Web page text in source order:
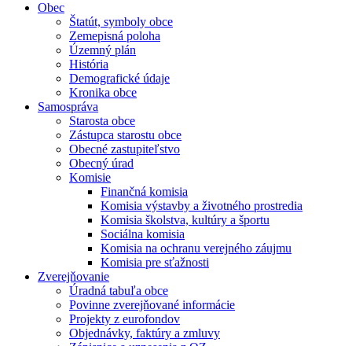
Obec
Štatút, symboly obce
Zemepisná poloha
Územný plán
História
Demografické údaje
Kronika obce
Samospráva
Starosta obce
Zástupca starostu obce
Obecné zastupiteľstvo
Obecný úrad
Komisie
Finančná komisia
Komisia výstavby a životného prostredia
Komisia školstva, kultúry a športu
Sociálna komisia
Komisia na ochranu verejného záujmu
Komisia pre sťažnosti
Zverejňovanie
Úradná tabuľa obce
Povinne zverejňované informácie
Projekty z eurofondov
Objednávky, faktúry a zmluvy